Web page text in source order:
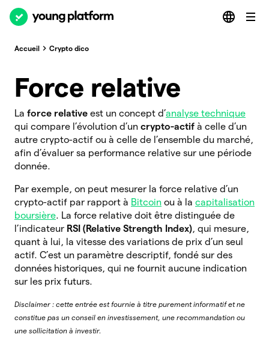
Accueil Crypto dico
Force relative
La force relative est un concept d’analyse technique
qui compare l’évolution d’un crypto-actif à celle d’un
autre crypto-actif ou à celle de l’ensemble du marché,
afin d’évaluer sa performance relative sur une période
donnée.
Par exemple, on peut mesurer la force relative d’un
crypto-actif par rapport à Bitcoin ou à la capitalisation
boursière. La force relative doit être distinguée de
l’indicateur RSI (Relative Strength Index), qui mesure,
quant à lui, la vitesse des variations de prix d’un seul
actif. C’est un paramètre descriptif, fondé sur des
données historiques, qui ne fournit aucune indication
sur les prix futurs.
Disclaimer : cette entrée est fournie à titre purement informatif et ne
constitue pas un conseil en investissement, une recommandation ou
une sollicitation à investir.